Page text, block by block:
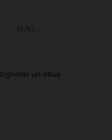
(5/5 )
Signaler un abus